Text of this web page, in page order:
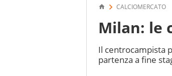
CALCIOMERCATO
Milan: le
Il centrocampista
partenza a fine